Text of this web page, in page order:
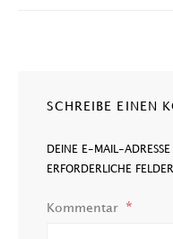
SCHREIBE EINEN
DEINE E-MAIL-
ERFORDERLICHE
Kommentar